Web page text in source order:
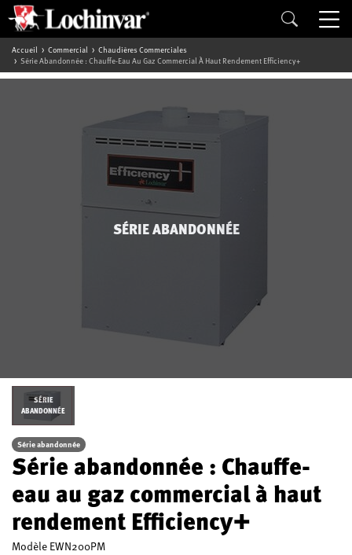
Accueil Commercial
Chaudières Commerciales
Série Abandonnée : Chauffe-Eau Au Gaz Commercial À Haut Rendement Efficiency+
SÉRIE ABANDONNÉE
SÉRIE
ABANDONNÉE
Série abandonnée
Série abandonnée : Chauffe-
eau au gaz commercial à haut
rendement Efficiency+
ModèleEWN200PM